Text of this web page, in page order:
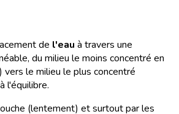
de l'eau à travers une
du milieu le moins concentré en
le milieu le plus concentré
l'équilibre.
(lentement) et surtout par les